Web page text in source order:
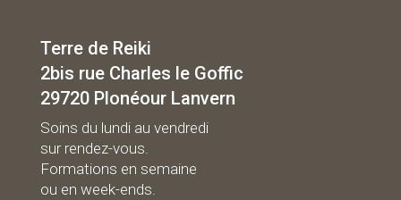
Terre de Reiki
2bis rue Charles le Goffic
29720 Plonéour Lanvern
Soins du lundi au vendredi
sur rendez-vous.
Formations en semaine
ou en week-ends.